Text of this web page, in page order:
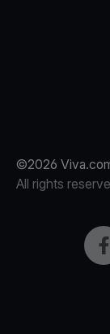
©2026
All rights